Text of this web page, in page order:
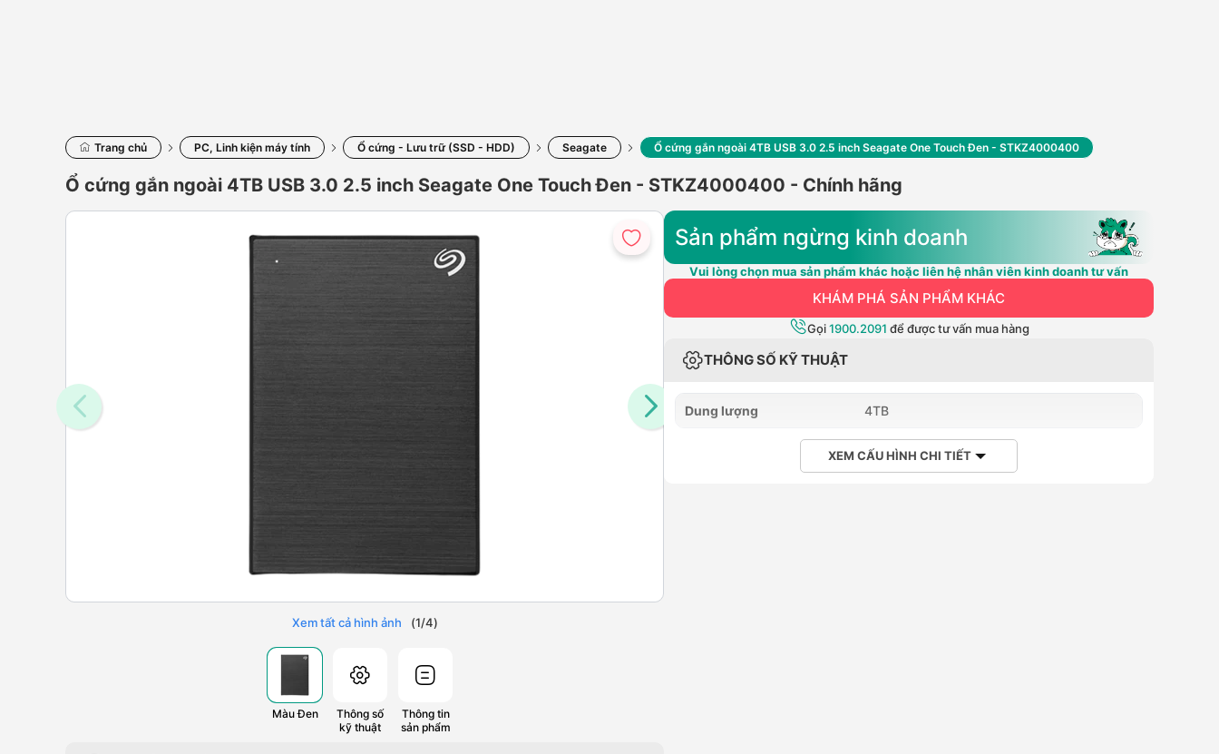
Trang chủ PC, Linh kiện máy tính Ổ cứng - Lưu trữ (SSD - HDD) Seagate Ổ cứng gắn ngoài 4TB USB 3.0 2.5 inch Seagate One Touch Đen - STKZ4000400
Ổ cứng gắn ngoài 4TB USB 3.0 2.5 inch Seagate One Touch Đen - STKZ4000400 - Chính hãng
Xem tất cả hình ảnh (1/4)
Màu Đen
Thông số
kỹ thuật
Thông tin
sản phẩm
Sản phẩm ngừng kinh doanh
Vui lòng chọn mua sản phẩm khác hoặc liên hệ nhân viên kinh doanh tư vấn
KHÁM PHÁ SẢN PHẨM KHÁC
Gọi1900.2091 để được tư vấn mua hàng
THÔNG SỐ KỸ THUẬT
Dung lượng 4TB
XEM CẤU HÌNH CHI TIẾT